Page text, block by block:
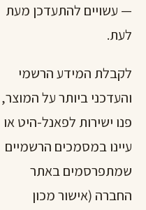
— עשויים להתעדכן מעת
לעת.
לקבלת המידע הרשמי
והעדכני ביותר על המוצר,
פנו ישירות לפאנל-היט או
עיינו במסמכים הרשמיים
שמתפרסמים באתר
החברה (אישור מכון